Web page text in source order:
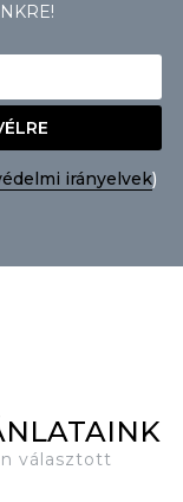
irányelvek)
választott